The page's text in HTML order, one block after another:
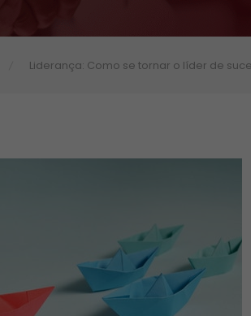
Liderança: Como se tornar o líder de